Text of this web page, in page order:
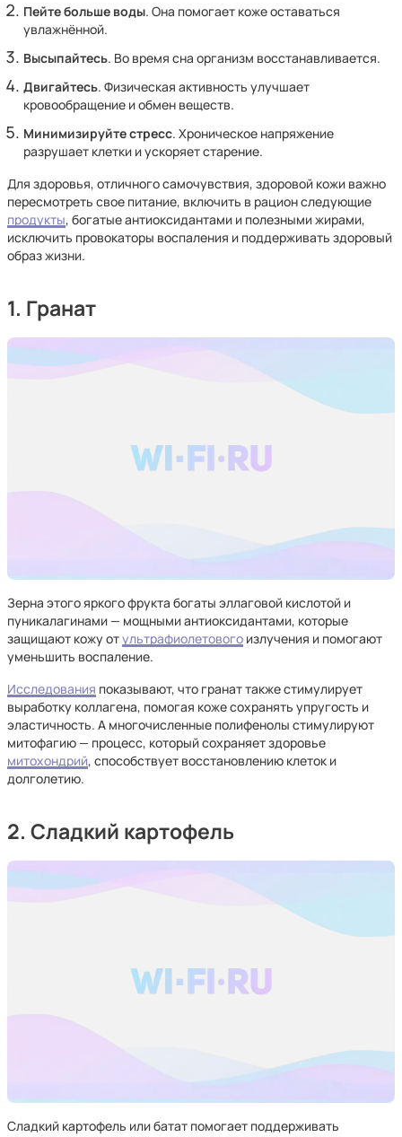
Пейте больше воды. Она помогает коже оставаться
увлажнённой.
Высыпайтесь. Во время сна организм восстанавливается.
Двигайтесь. Физическая активность улучшает
кровообращение и обмен веществ.
Минимизируйте стресс. Хроническое напряжение
разрушает клетки и ускоряет старение.
Для здоровья, отличного самочувствия, здоровой кожи важно
пересмотреть свое питание, включить в рацион следующие
продукты, богатые антиоксидантами и полезными жирами,
исключить провокаторы воспаления и поддерживать здоровый
образ жизни.
1. Гранат
Зерна этого яркого фрукта богаты эллаговой кислотой и
пуникалагинами — мощными антиоксидантами, которые
защищают кожу отультрафиолетового излучения и помогают
уменьшить воспаление.
Исследования показывают, что гранат также стимулирует
выработку коллагена, помогая коже сохранять упругость и
эластичность. А многочисленные полифенолы стимулируют
митофагию — процесс, который сохраняет здоровье
митохондрий, способствует восстановлению клеток и
долголетию.
2. Сладкий картофель
Сладкий картофель или батат помогает поддерживать